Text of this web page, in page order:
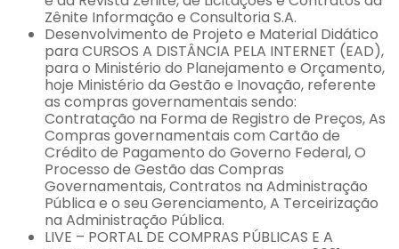
Zênite Informação e Consultoria S.A.
Desenvolvimento de Projeto e Material Didático
para CURSOS A DISTÂNCIA PELA INTERNET (EAD),
para o Ministério do Planejamento e Orçamento,
hoje Ministério da Gestão e Inovação, referente
as compras governamentais sendo:
Contratação na Forma de Registro de Preços, As
Compras governamentais com Cartão de
Crédito de Pagamento do Governo Federal, O
Processo de Gestão das Compras
Governamentais, Contratos na Administração
Pública e o seu Gerenciamento, A Terceirização
na Administração Pública.
LIVE – PORTAL DE COMPRAS PÚBLICAS E A